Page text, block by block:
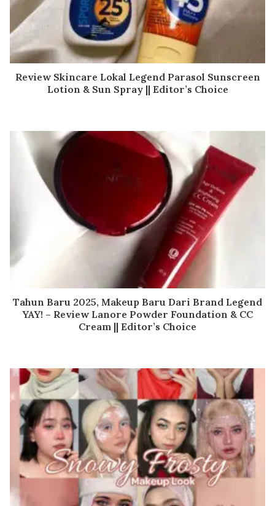
Review Skincare Lokal Legend Parasol Sunscreen
Lotion & Sun Spray || Editor’s Choice
Tahun Baru 2025, Makeup Baru Dari Brand Legend
YAY! – Review Lanore Powder Foundation & CC
Cream || Editor’s Choice